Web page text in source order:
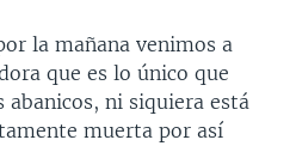
la mañana venimos a
que es lo único que
abanicos, ni siquiera está
muerta por así